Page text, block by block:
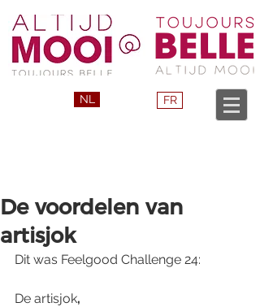
NL FR
De voordelen van
artisjok
Dit was Feelgood Challenge 24:
De artisjok,